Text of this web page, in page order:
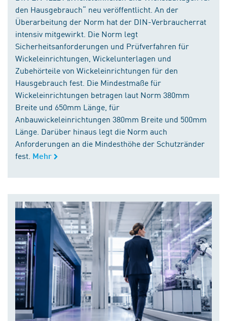
den Hausgebrauch“ neu veröffentlicht. An der
Überarbeitung der Norm hat der DIN-Verbraucherrat
intensiv mitgewirkt. Die Norm legt
Sicherheitsanforderungen und Prüfverfahren für
Wickeleinrichtungen, Wickelunterlagen und
Zubehörteile von Wickeleinrichtungen für den
Hausgebrauch fest. Die Mindestmaße für
Wickeleinrichtungen betragen laut Norm 380mm
Breite und 650mm Länge, für
Anbauwickeleinrichtungen 380mm Breite und 500mm
Länge. Darüber hinaus legt die Norm auch
Anforderungen an die Mindesthöhe der Schutzränder
fest. Mehr